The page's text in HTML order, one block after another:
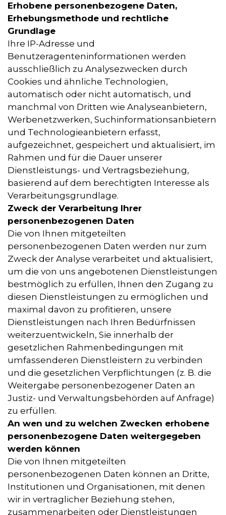
Erhobene personenbezogene Daten,
Erhebungsmethode und rechtliche
Grundlage
Ihre IP-Adresse und
Benutzeragenteninformationen werden
ausschließlich zu Analysezwecken durch
Cookies und ähnliche Technologien,
automatisch oder nicht automatisch, und
manchmal von Dritten wie Analyseanbietern,
Werbenetzwerken, Suchinformationsanbietern
und Technologieanbietern erfasst,
aufgezeichnet, gespeichert und aktualisiert, im
Rahmen und für die Dauer unserer
Dienstleistungs- und Vertragsbeziehung,
basierend auf dem berechtigten Interesse als
Verarbeitungsgrundlage.
Zweck der Verarbeitung Ihrer
personenbezogenen Daten
Die von Ihnen mitgeteilten
personenbezogenen Daten werden nur zum
Zweck der Analyse verarbeitet und aktualisiert,
um die von uns angebotenen Dienstleistungen
bestmöglich zu erfüllen, Ihnen den Zugang zu
diesen Dienstleistungen zu ermöglichen und
maximal davon zu profitieren, unsere
Dienstleistungen nach Ihren Bedürfnissen
weiterzuentwickeln, Sie innerhalb der
gesetzlichen Rahmenbedingungen mit
umfassenderen Dienstleistern zu verbinden
und die gesetzlichen Verpflichtungen (z. B. die
Weitergabe personenbezogener Daten an
Justiz- und Verwaltungsbehörden auf Anfrage)
zu erfüllen.
An wen und zu welchen Zwecken erhobene
personenbezogene Daten weitergegeben
werden können
Die von Ihnen mitgeteilten
personenbezogenen Daten können an Dritte,
Institutionen und Organisationen, mit denen
wir in vertraglicher Beziehung stehen,
zusammenarbeiten oder Dienstleistungen